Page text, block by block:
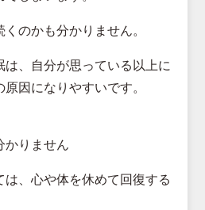
のかも分かりません。
、自分が思っている以上に
因になりやすいです。
かりません
、心や体を休めて回復する